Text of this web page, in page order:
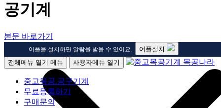
공기계
본문 바로가기
어플을 설치하면 알람을 받을 수 있어요.
어플설치
전체메뉴 열기 메뉴 사용자메뉴 열기
중고목공.공구기계
무료등록하기
구매문의